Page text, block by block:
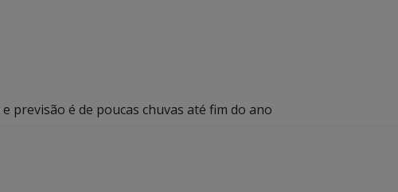
previsão é de poucas chuvas até fim do ano